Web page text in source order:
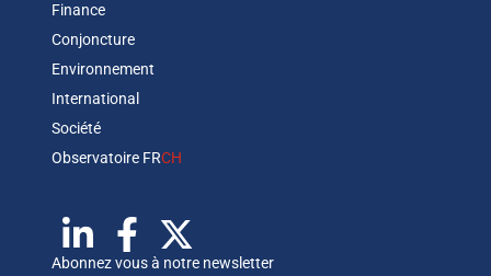
Finance
Conjoncture
Environnement
International
Société
Observatoire FRCH
Abonnez vous à notre newsletter